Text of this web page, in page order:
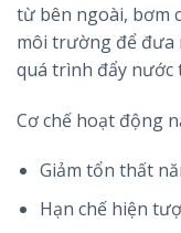
từ bên ngoài, bơm
môi trường để đưa
quá trình đẩy nước
Cơ chế hoạt động
Giảm tổn thất
Hạn chế hiện